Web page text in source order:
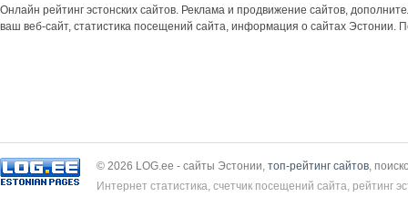
Онлайн рейтинг эстонских сайтов. Реклама и продвижение сайтов,
ваш веб-сайт, статистика посещений сайта, информация о сайтах Эстонии.
© 2026 LOG.ee - сайты Эстонии, топ-рейтинг сайтов ,
Интернет статистика, счетчик посещений сайта, рейтинг